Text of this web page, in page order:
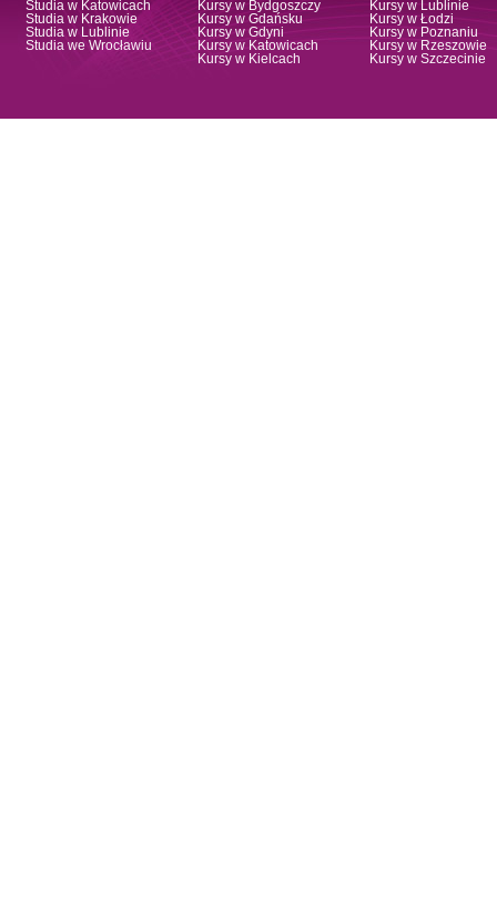
Studia w Katowicach
Studia w Krakowie
Studia w Lublinie
Studia we Wrocławiu
Kursy w Bydgoszczy
Kursy w Gdańsku
Kursy w Gdyni
Kursy w Katowicach
Kursy w Kielcach
Kursy w Lublinie
Kursy w Łodzi
Kursy w Poznaniu
Kursy w Rzeszowie
Kursy w Szczecinie